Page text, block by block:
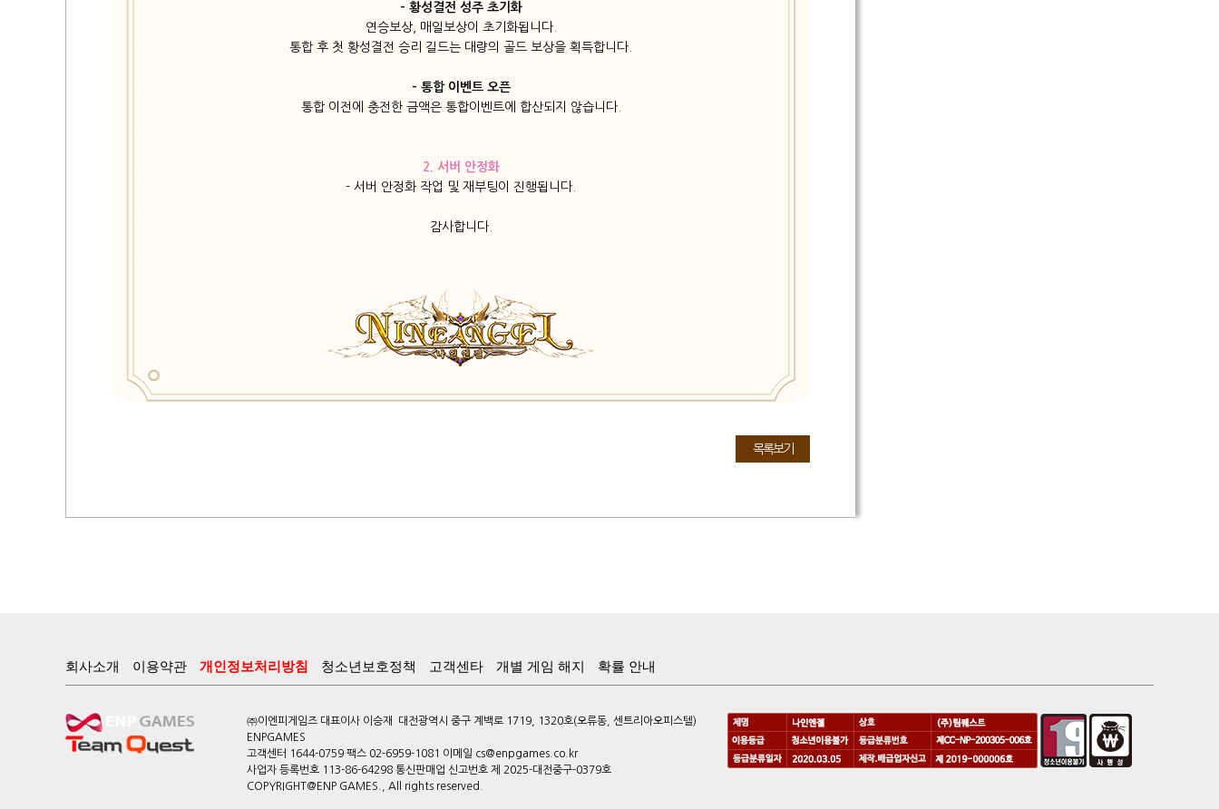
- 황성결전 성주 초기화
연승보상, 매일보상이 초기화됩니다.
통합 후 첫 황성결전 승리 길드는 대량의 골드 보상을 획득합니다.
- 통합 이벤트 오픈
통합 이전에 충전한 금액은 통합이벤트에 합산되지 않습니다.
2. 서버 안정화
- 서버 안정화 작업 및 재부팅이 진행됩니다.
감사합니다.
목록보기
회사소개 이용약관 개인정보처리방침 청소년보호정책 고객센타 개별 게임 해지 확률 안내
㈜이엔피게임즈 대표이사 이승재 대전광역시 중구 계백로 1719, 1320호(오류동, 센트리아오피스텔)
ENPGAMES
고객센터 1644-0759 팩스 02-6959-1081 이메일 cs@enpgames.co.kr
사업자 등록번호 113-86-64298 통신판매업 신고번호 제 2025-대전중구-0379호
COPYRIGHT@ENP GAMES., All rights reserved.